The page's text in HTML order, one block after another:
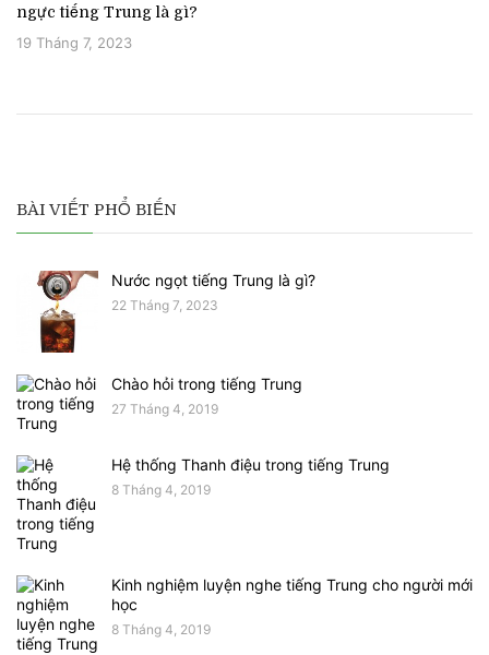
ngực tiếng Trung là gì?
19 Tháng 7, 2023
BÀI VIẾT PHỔ BIẾN
Nước ngọt tiếng Trung là gì?
22 Tháng 7, 2023
Chào hỏi trong tiếng Trung
27 Tháng 4, 2019
Hệ thống Thanh điệu trong tiếng Trung
8 Tháng 4, 2019
Kinh nghiệm luyện nghe tiếng Trung cho người mới
học
8 Tháng 4, 2019